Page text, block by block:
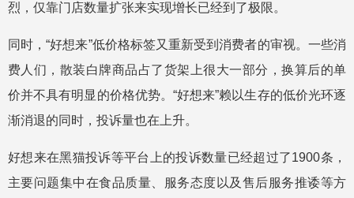
烈，仅靠门店数量扩张来实现增长已经到了极限。
同时，“好想来”低价格标签又重新受到消费者的审视。一些消
费人们，散装白牌商品占了货架上很大一部分，换算后的单
价并不具有明显的价格优势。“好想来”赖以生存的低价光环逐
渐消退的同时，投诉量也在上升。
好想来在黑猫投诉等平台上的投诉数量已经超过了1900条，
主要问题集中在食品质量、服务态度以及售后服务推诿等方